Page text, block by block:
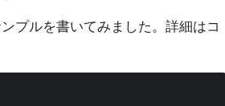
プルを書いてみました。詳細はコ